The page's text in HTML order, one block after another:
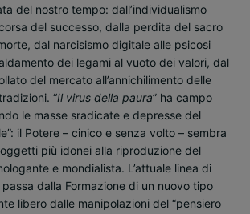
del nostro tempo: dall’individualismo
del successo, dalla perdita del sacro
dal narcisismo digitale alle psicosi
dei legami al vuoto dei valori, dal
del mercato all’annichilimento delle
“Il virus della paura” ha campo
le masse sradicate e depresse del
il Potere – cinico e senza volto – sembra
più idonei alla riproduzione del
e mondialista. L’attuale linea di
dalla Formazione di un nuovo tipo
libero dalle manipolazioni del “pensiero